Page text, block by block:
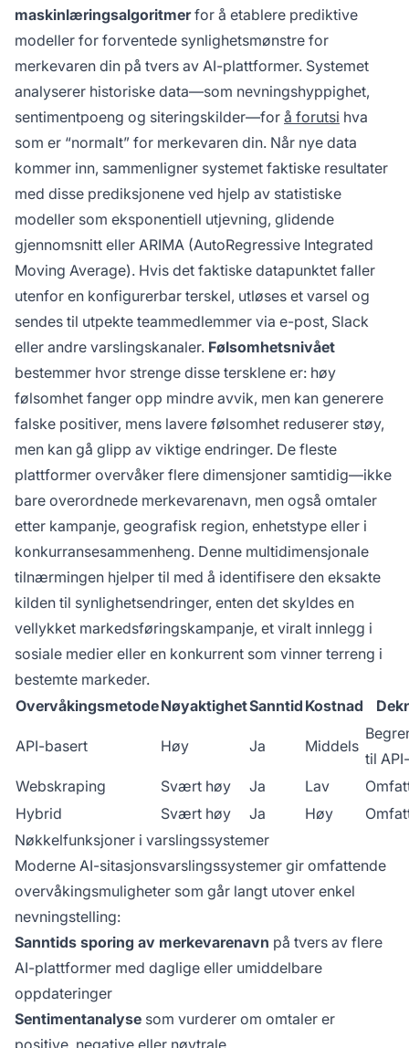
maskinlæringsalgoritmerfor å etablere prediktive
modeller for forventede synlighetsmønstre for
merkevaren din på tvers av AI-plattformer. Systemet
analyserer historiske data—som nevningshyppighet,
sentimentpoeng og siteringskilder—for å forutsi hva
som er “normalt” for merkevaren din. Når nye data
kommer inn, sammenligner systemet faktiske resultater
med disse prediksjonene ved hjelp av statistiske
modeller som eksponentiell utjevning, glidende
gjennomsnitt eller ARIMA (AutoRegressive Integrated
Moving Average). Hvis det faktiske datapunktet faller
utenfor en konfigurerbar terskel, utløses et varsel og
sendes til utpekte teammedlemmer via e-post, Slack
eller andre varslingskanaler. Følsomhetsnivået
bestemmer hvor strenge disse tersklene er: høy
følsomhet fanger opp mindre avvik, men kan generere
falske positiver, mens lavere følsomhet reduserer støy,
men kan gå glipp av viktige endringer. De fleste
plattformer overvåker flere dimensjoner samtidig—ikke
bare overordnede merkevarenavn, men også omtaler
etter kampanje, geografisk region, enhetstype eller i
konkurransesammenheng. Denne multidimensjonale
tilnærmingen hjelper til med å identifisere den eksakte
kilden til synlighetsendringer, enten det skyldes en
vellykket markedsføringskampanje, et viralt innlegg i
sosiale medier eller en konkurrent som vinner terreng i
bestemte markeder.
OvervåkingsmetodeNøyaktighetSanntid Kostnad
API-basert Høy Ja Middels
til
Webskraping
Svært høy Ja Lav
Hybrid
Svært høy Ja Høy
Nøkkelfunksjoner i varslingssystemer
Moderne AI-sitasjonsvarslingssystemer gir omfattende
overvåkingsmuligheter som går langt utover enkel
nevningstelling:
Sanntids sporing av merkevarenavn på tvers av flere
AI-plattformer med daglige eller umiddelbare
oppdateringer
Sentimentanalyse som vurderer om omtaler er